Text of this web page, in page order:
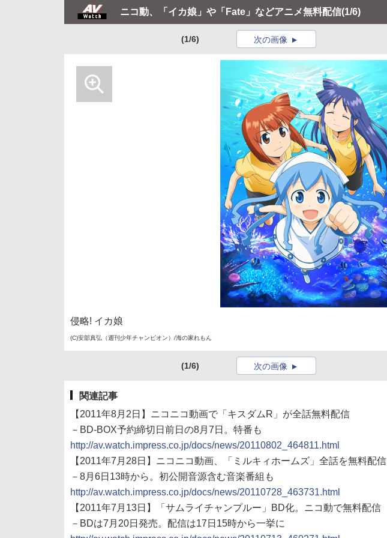
ニコ動、「イカ娘」や「Fate」などアニメ無料配信(1/6)
(1/6) 次の画像
侵略! イカ娘
(C)安部真弘（週刊少年チャンピオン）/海の家れもん
(1/6) 次の画像
関連記事
【2011年8月2日】ニコニコ動画で「キスダムR」が全話無料配信
－BD-BOX予約締切日前日の8月7日。特番も
http://av.watch.impress.co.jp/docs/news/20110802_464811.html
【2011年7月28日】ニコニコ動画、「ミルキィホームズ」全話を無料配信
－8月6日13時から。初公開音源含む音楽番組も
http://av.watch.impress.co.jp/docs/news/20110728_463731.html
【2011年7月13日】「サムライチャンプルー」BD化。ニコ動で無料配信
－BDは7月20日発売。配信は17日15時から一挙に